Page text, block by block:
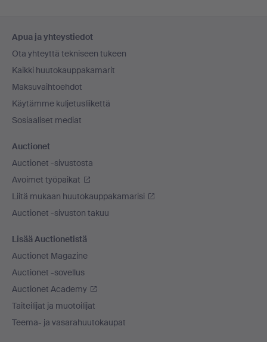
Apua ja yhteystiedot
Ota yhteyttä tekniseen tukeen
Kaikki huutokauppakamarit
Maksuvaihtoehdot
Käytämme kuljetusliikettä
Sosiaaliset mediat
Auctionet
Auctionet -sivustosta
Avoimet työpaikat
Liitä mukaan huutokauppakamarisi
Auctionet -sivuston takuu
Lisää Auctionetistä
Auctionet Magazine
Auctionet -sovellus
Auctionet Academy
Taiteilijat ja muotoilijat
Teema- ja vasarahuutokaupat